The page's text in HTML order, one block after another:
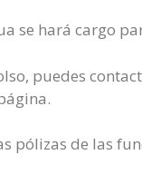
se hará cargo
puedes
pólizas de las